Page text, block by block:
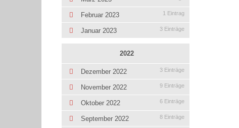
Februar 2023 1 Eintrag
Januar 2023 3 Einträge
2022
Dezember 2022 3 Einträge
November 2022 9 Einträge
Oktober 2022 6 Einträge
September 2022 8 Einträge